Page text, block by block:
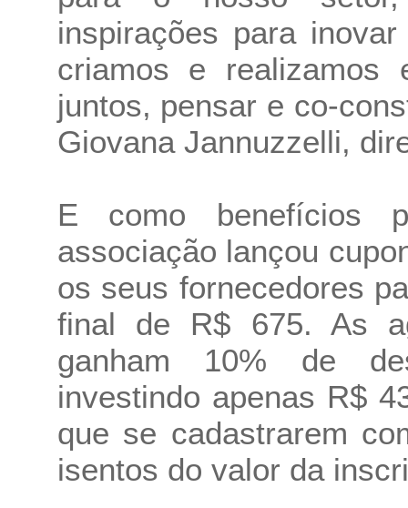
inspirações para
criamos e realizamos
juntos, pensar e co-
Giovana Jannuzzelli,
E como benefícios
associação lançou
os seus fornecedores
final de R$ 675. As
ganham 10% de
investindo apenas R$
que se cadastrarem
isentos do valor da